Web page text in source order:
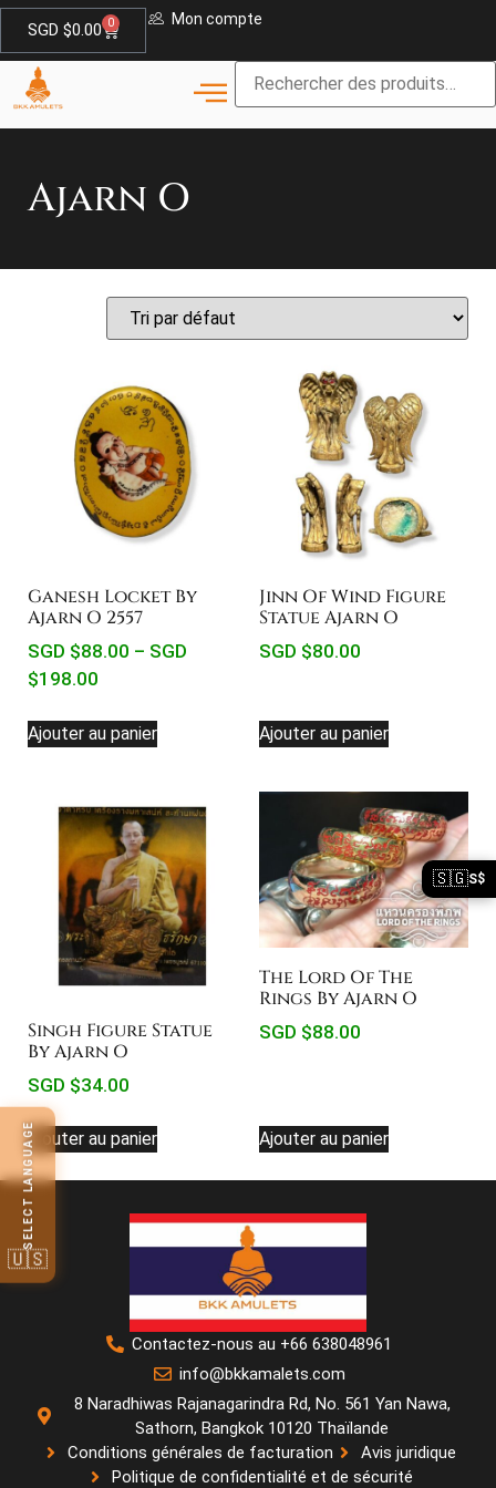
SGD $0.00 0 Mon compte
Ajarn O
Ganesh Locket By
Ajarn O 2557
SGD $88.00 – SGD
$198.00
Ajouter au panier
Jinn Of Wind Figure
Statue Ajarn O
SGD $80.00
Ajouter au panier
Singh Figure Statue
By Ajarn O
SGD $34.00
Ajouter au panier
The Lord Of The
Rings By Ajarn O
SGD $88.00
Ajouter au panier
Contactez-nous au +66 638048961
info@bkkamalets.com
8 Naradhiwas Rajanagarindra Rd, No. 561 Yan Nawa,
Sathorn, Bangkok 10120 Thaïlande
Conditions générales de facturation
Avis juridique
Politique de confidentialité et de sécurité
SELECT LANGUAGE
🇺🇸
🇸🇬S$